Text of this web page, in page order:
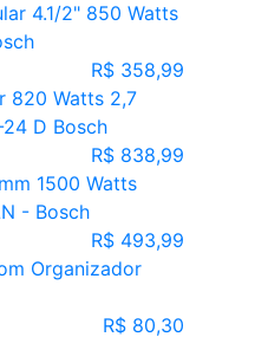
4.1/2" 850 Watts
R$ 358,99
820 Watts 2,7
D Bosch
R$ 838,99
1500 Watts
- Bosch
R$ 493,99
Organizador
R$ 80,30